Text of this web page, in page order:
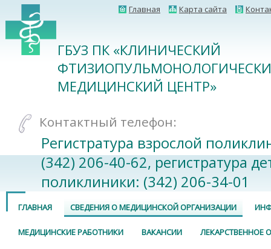
Главная Карта сайта
ГБУЗ ПК «КЛИНИЧЕСКИЙ
МЕДИЦИНСКИЙ ЦЕНТР»
Контактный телефон:
Регистратура взрослой
(342) 206-40-62, регистратура
поликлиники: (342) 206-34-01
ГЛАВНАЯ СВЕДЕНИЯ О МЕДИЦИНСКОЙ ОРГАНИЗАЦИИ
МЕДИЦИНСКИЕ РАБОТНИКИ ВАКАНСИИ ЛЕКАРСТВЕННОЕ